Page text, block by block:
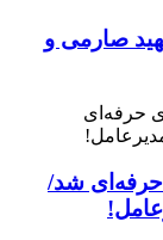
صارمی و
حرفه‌ای شد/